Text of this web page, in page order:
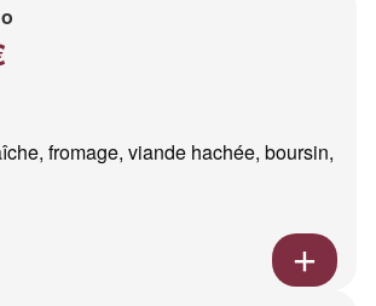
fromage, viande hachée, boursin,